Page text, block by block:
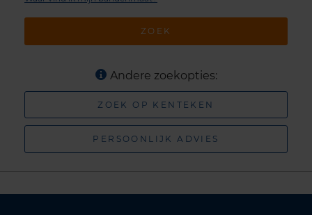
ZOEK
Andere zoekopties:
ZOEK OP KENTEKEN
PERSOONLIJK ADVIES